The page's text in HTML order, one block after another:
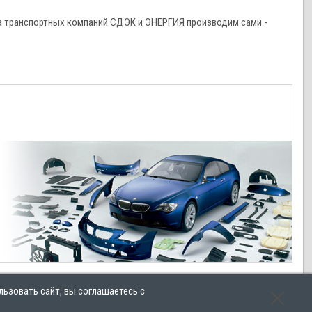
сайт, вы соглашаетесь с
компаний СДЭК и ЭНЕРГИЯ производим сами -